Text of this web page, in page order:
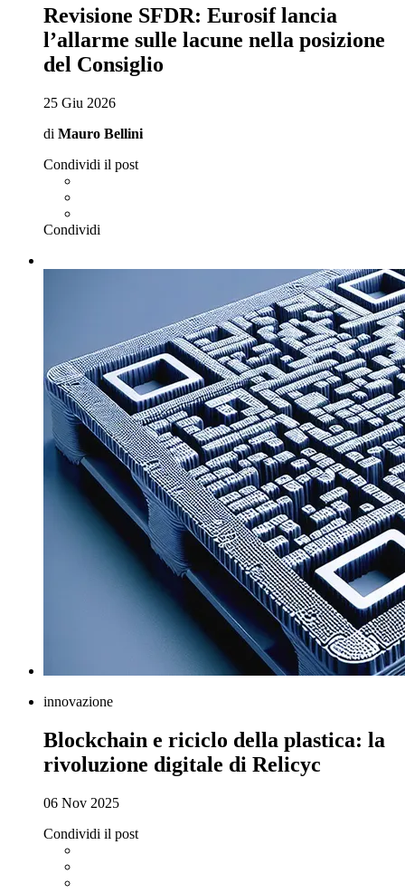
Revisione SFDR: Eurosif lancia
l’allarme sulle lacune nella posizione
del Consiglio
25 Giu 2026
di Mauro Bellini
Condividi il post
Condividi
innovazione
Blockchain e riciclo della plastica: la
rivoluzione digitale di Relicyc
06 Nov 2025
Condividi il post